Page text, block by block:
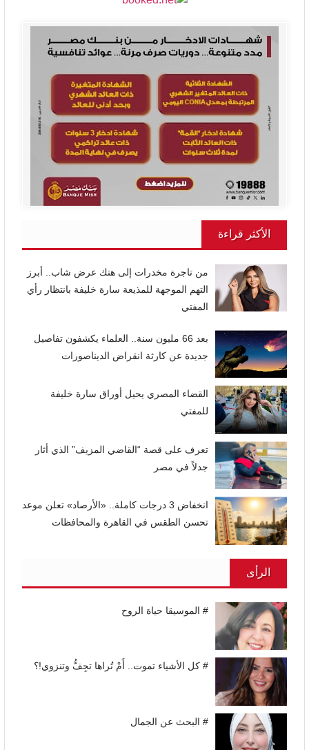
الأكثر قراءة
من تاجرة مخدرات إلى هتك عرض شاب.. أبرز
التهم الموجهة للمذيعة سارة خليفة بانتظار رأي
المفتي
بعد 66 مليون سنة.. العلماء يكشفون تفاصيل
جديدة عن كارثة انقراض الديناصورات
القضاء المصري يحيل أوراق سارة خليفة
للمفتي
تعرف على قصة “القاضي المزيف” الذي أثار
جدلاً في مصر
انخفاض 3 درجات كاملة.. «الأرصاد» تعلن موعد
تحسن الطقس في القاهرة والمحافظات
الرأى
# الموسيقا حياة الروح
# كل الأشياء تموت.. أَمْ تُراها تجِفُّ وتنزوي!؟
# البحث عن الجمال